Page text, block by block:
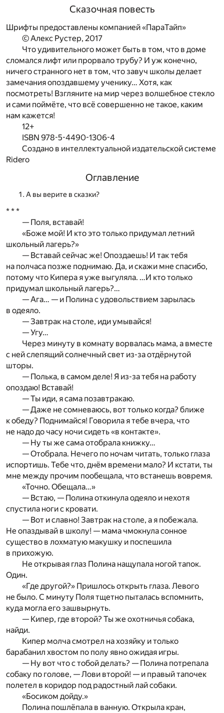
Сказочная повесть
Шрифты предоставлены компанией «ПараТайп»
© Алекс Рустер, 2017
Что удивительного может быть в том, что в доме
сломался лифт или прорвало трубу? И уж конечно,
ничего странного нет в том, что завуч школы делает
замечания опоздавшему ученику… Хотя, как
посмотреть! Взгляните на мир через волшебное стекло
и сами поймёте, что всё совершенно не такое, каким
нам кажется!
12+
ISBN 978-5-4490-1306-4
Создано в интеллектуальной издательской системе
Ridero
Оглавление
А вы верите в сказки?
* * *
— Поля, вставай!
«Боже мой! И кто это только придумал летний
школьный лагерь?»
— Вставай сейчас же! Опоздаешь! И так тебя
на полчаса позже поднимаю. Да, и скажи мне спасибо,
потому что Кипера я уже выгуляла. …И кто только
придумал школьный лагерь?…
— Ага… — и Полина с удовольствием зарылась
в одеяло.
— Завтрак на столе, иди умывайся!
— Угу…
Через минуту в комнату ворвалась мама, а вместе
с ней слепящий солнечный свет из-за отдёрнутой
шторы.
— Полька, в самом деле! Я из-за тебя на работу
опоздаю! Вставай!
— Ты иди, я сама позавтракаю.
— Даже не сомневаюсь, вот только когда? ближе
к обеду? Поднимайся! Говорила я тебе вчера, что
не надо до часу ночи сидеть «в контакте».
— Ну ты же сама отобрала книжку…
— Отобрала. Нечего по ночам читать, только глаза
испортишь. Тебе что, днём времени мало? И кстати, ты
мне между прочим пообещала, что встанешь вовремя.
«Точно. Обещала…»
— Встаю, — Полина откинула одеяло и нехотя
спустила ноги с кровати.
— Вот и славно! Завтрак на столе, а я побежала.
Не опаздывай в школу! — мама чмокнула сонное
существо в лохматую макушку и поспешила
в прихожую.
Не открывая глаз Полина нащупала ногой тапок.
Один.
«Где другой?» Пришлось открыть глаза. Левого
не было. С минуту Поля тщетно пыталась вспомнить,
куда могла его зашвырнуть.
— Кипер, где второй? Ты же охотничья собака,
найди.
Кипер молча смотрел на хозяйку и только
барабанил хвостом по полу явно ожидая игры.
— Ну вот что с тобой делать? — Полина потрепала
собаку по голове, — Лови второй! — и правый тапочек
полетел в коридор под радостный лай собаки.
«Босиком дойду.»
Полина пошлёпала в ванную. Открыла кран,